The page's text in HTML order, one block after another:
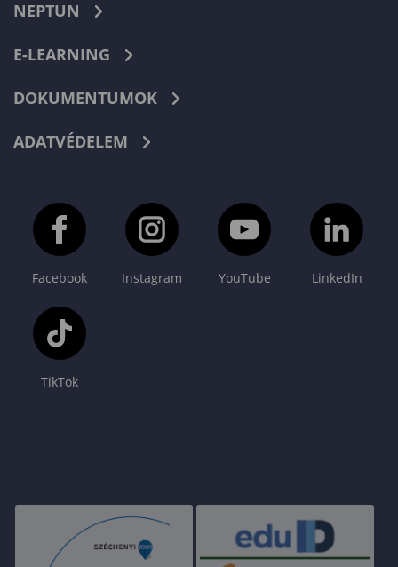
NEPTUN
E-LEARNING
DOKUMENTUMOK
ADATVÉDELEM
Facebook Instagram YouTube LinkedIn
TikTok